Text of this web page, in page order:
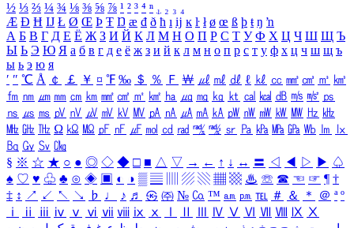
½ ⅓ ⅔ ¼ ¾ ⅛ ⅜ ⅝ ⅞ ¹ ² ³ ⁴ ⁿ ₁ ₂ ₃ ₄
Æ Ð Ħ Ĳ Ł Ø Œ Þ Ŧ Ŋ æ đ ð ħ ı ĳ ĸ ŀ ł ø œ ß þ ŧ ŋ ŉ
А Б В Г Д Е Ё Ж З И Й К Л М Н О П Р С Т У Ф Х Ц Ч Ш Щ Ъ
Ы Ь Э Ю Я а б в г д е ё ж з и й к л м н о п р с т у ф х ц ч ш щ ъ
ы ь э ю я
′ ″ ℃ Å ￠ ￡ ￥ ¤ ℉ ‰ ＄ ％ Ｆ ￦ ㎕ ㎖ ㎗ ℓ ㎘ ㏄ ㎣ ㎤ ㎥ ㎦
㎙ ㎚ ㎛ ㎜ ㎝ ㎞ ㎟ ㎠ ㎡ ㎢ ㏊ ㎍ ㎎ ㎏ ㏏ ㎈ ㎉ ㏈ ㎧ ㎨ ㎰
㎱ ㎲ ㎳ ㎴ ㎵ ㎶ ㎷ ㎸ ㎹ ㎀ ㎁ ㎂ ㎃ ㎄ ㎺ ㎻ ㎽ ㎾ ㎿ ㎐ ㎑
㎒ ㎓ ㎔ Ω ㏀ ㏁ ㎊ ㎋ ㎌ ㏖ ㏅ ㎭ ㎮ ㎯ ㏛ ㎩ ㎪ ㎫ ㎬ ㏝ ㏐
㏓
㏃ ㏉ ㏜ ㏆
§ ※ ☆ ★ ○ ● ◎ ◇ ◆ □ ■ △ ▽ → ← ↑ ↓ ↔ 〓 ◁ ◀ ▷ ▶ ♤
♠ ♡ ♥ ♧ ♣ ⊙ ◈ ▣ ◐ ◑ ▒ ▤ ▨ ▧ ▦ ▩ ♨ ☏ ☎ ☜ ☞ ¶ †
‡ ↕ ↗ ↙ ↖ ↘ ♭ ♩ ♪ ♬ ㉿ ㈜ № ㏇ ™ ㏂ ㏘ ℡ ＃ ＆ ＊ ＠ ª º
ⅰ
ⅱ ⅲ ⅳ ⅴ ⅵ ⅶ ⅷ ⅸ ⅹ Ⅳ Ⅴ Ⅵ Ⅶ Ⅷ Ⅸ Ⅹ